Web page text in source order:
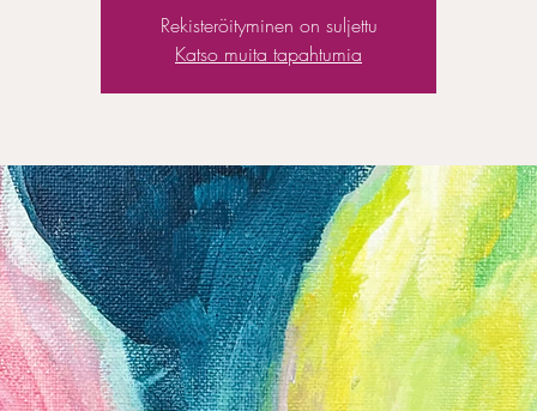
Rekisteröityminen on suljettu
Katso muita tapahtumia